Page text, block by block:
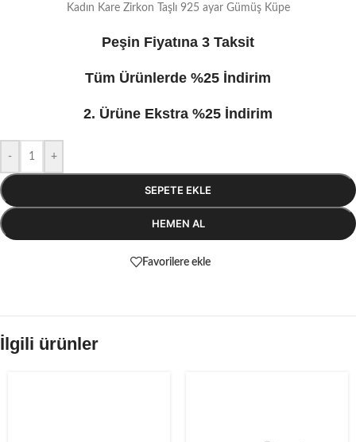
Kadın Kare Zirkon Taşlı 925 ayar Gümüş Küpe
Peşin Fiyatına 3 Taksit
Tüm Ürünlerde %25 İndirim
2. Ürüne Ekstra %25 İndirim
- +
SEPETE EKLE
HEMEN AL
Favorilere ekle
İlgili ürünler